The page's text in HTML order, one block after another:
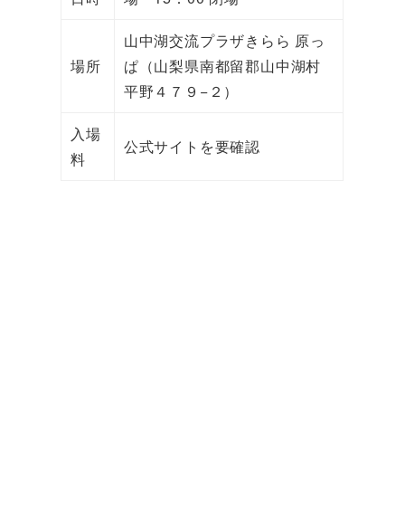
場所
山中湖交流プラザきらら 原っ
ぱ（山梨県南都留郡山中湖村
平野４７９−２）
入場
料
公式サイトを要確認